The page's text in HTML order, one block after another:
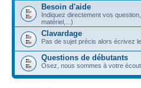
Besoin d'aide
Indiquez directement vos
matériel,...)
Clavardage
Pas de sujet précis alors écrivez
Questions de débutants
Osez, nous sommes à votre